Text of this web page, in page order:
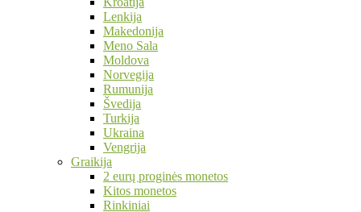
Lenkija
Makedonija
Meno Sala
Moldova
Norvegija
Rumunija
Švedija
Turkija
Ukraina
Vengrija
Graikija
2 eurų proginės monetos
Kitos monetos
Rinkiniai